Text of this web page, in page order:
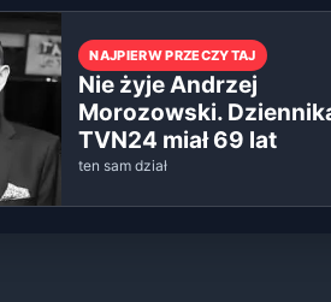
NAJPIERW PRZECZYTAJ
Nie żyje Andrzej
Morozowski.
TVN24 miał 69 lat
ten sam dział